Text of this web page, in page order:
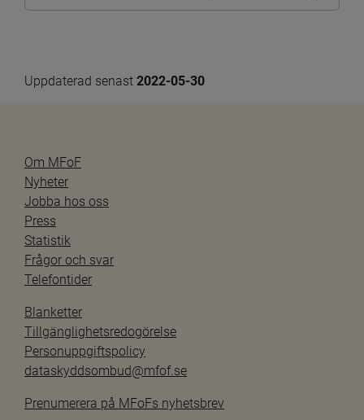
Uppdaterad senast 2022-05-30
Om MFoF
Nyheter
Jobba hos oss
Press
Statistik
Frågor och svar
Telefontider
Blanketter
Tillgänglighetsredogörelse
Personuppgiftspolicy
dataskyddsombud@mfof.se
Prenumerera på MFoFs nyhetsbrev